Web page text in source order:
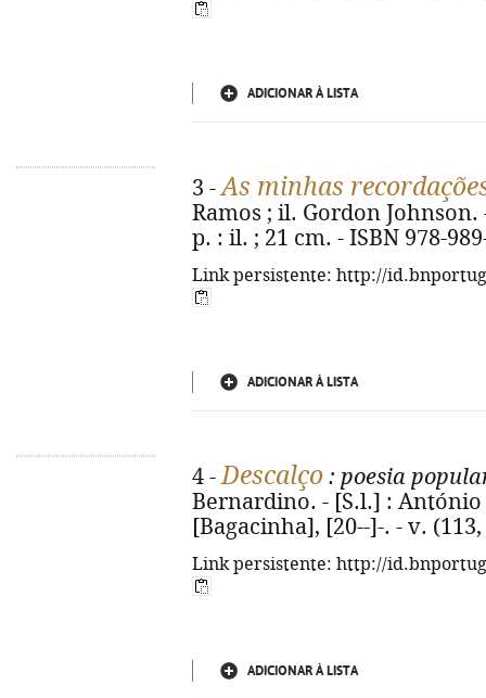
ADICIONAR À LISTA
3 -As minhas
Ramos ; il. Gordon Johnson.
p. : il. ; 21 cm. - ISBN 978-
Link persistente: http://
ADICIONAR À LISTA
4 -Descalço : poesia
Bernardino. - [S.l.] :
[Bagacinha], [20--]-. - v.
Link persistente: http://
ADICIONAR À LISTA